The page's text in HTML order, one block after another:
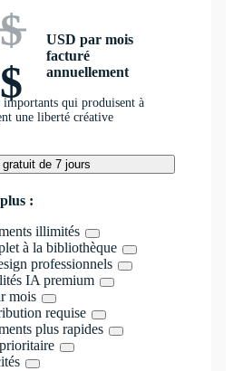
USD par mois
facturé
annuellement
importants qui produisent à
une liberté créative
gratuit de 7 jours
:
illimités
à la bibliothèque
professionnels
IA premium
mois
requise
plus rapides